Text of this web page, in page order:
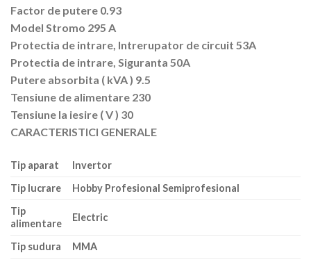
Factor de putere 0.93
Model Stromo 295 A
Protectia de intrare, Intrerupator de circuit 53A
Protectia de intrare, Siguranta 50A
Putere absorbita ( kVA ) 9.5
Tensiune de alimentare 230
Tensiune la iesire ( V ) 30
CARACTERISTICI GENERALE
Tip aparat
Invertor
Tip lucrare
Hobby Profesional Semiprofesional
Tip
alimentare
Electric
Tip sudura MMA